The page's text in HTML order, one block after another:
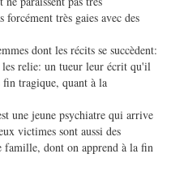
forcément très gaies avec des
dont les récits se succèdent:
les relie: un tueur leur écrit qu'il
fin tragique, quant à la
une jeune psychiatre qui arrive
victimes sont aussi des
famille, dont on apprend à la fin